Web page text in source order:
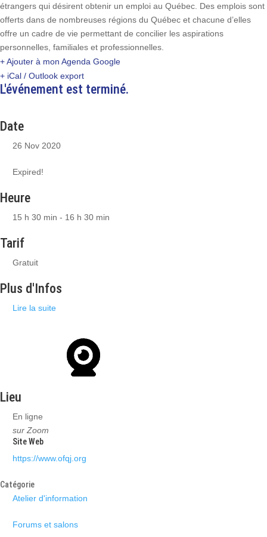
étrangers qui désirent obtenir un emploi au Québec. Des emplois sont
offerts dans de nombreuses régions du Québec et chacune d’elles
offre un cadre de vie permettant de concilier les aspirations
personnelles, familiales et professionnelles.
+ Ajouter à mon Agenda Google
+ iCal / Outlook export
L'événement est terminé.
Date
26 Nov 2020
Expired!
Heure
15 h 30 min - 16 h 30 min
Tarif
Gratuit
Plus d'Infos
Lire la suite
Lieu
En ligne
sur Zoom
Site Web
https://www.ofqj.org
Catégorie
Atelier d'information
Forums et salons